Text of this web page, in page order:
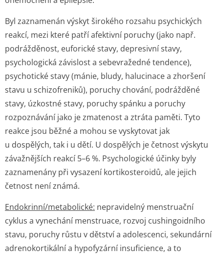
Byl zaznamenán výskyt širokého rozsahu psychických
reakcí, mezi které patří afektivní poruchy (jako např.
podrážděnost, euforické stavy, depresivní stavy,
psychologická závislost a sebevražedné tendence),
psychotické stavy (mánie, bludy, halucinace a zhoršení
stavu u schizofreniků), poruchy chování, podrážděné
stavy, úzkostné stavy, poruchy spánku a poruchy
rozpoznávání jako je zmatenost a ztráta paměti. Tyto
reakce jsou běžné a mohou se vyskytovat jak
u dospělých, tak i u dětí. U dospělých je četnost výskytu
závažnějších reakcí 5–6 %. Psychologické účinky byly
zaznamenány při vysazení kortikosteroidů, ale jejich
četnost není známá.
Endokrinní/me­tabolické: nepravidelný menstruační
cyklus a vynechání menstruace, rozvoj cushingoidního
stavu, poruchy růstu v dětství a adolescenci, sekundární
adrenokortikální a hypofyzární insuficience, a to